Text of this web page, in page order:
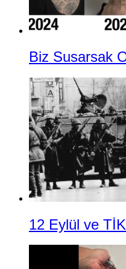
Biz Susarsak
12 Eylül ve